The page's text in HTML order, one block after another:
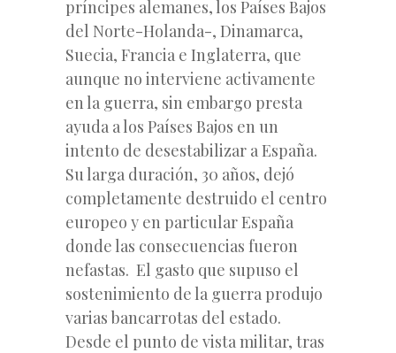
príncipes alemanes, los Países Bajos
del Norte-Holanda-, Dinamarca,
Suecia, Francia e Inglaterra, que
aunque no interviene activamente
en la guerra, sin embargo presta
ayuda a los Países Bajos en un
intento de desestabilizar a España.
Su larga duración, 30 años, dejó
completamente destruido el centro
europeo y en particular España
donde las consecuencias fueron
nefastas. El gasto que supuso el
sostenimiento de la guerra produjo
varias bancarrotas del estado.
Desde el punto de vista militar, tras